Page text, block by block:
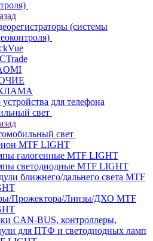
(системы
для телефона
свет
свет
MTF LIGHT
галогенные MTF LIGHT
светодиодные MTF LIGHT
ближнего/дальнего света MTF
Прожектора/Линзы/ДХО MTF
CAN-BUS, контроллеры,
для ПТФ и светодиодных ламп